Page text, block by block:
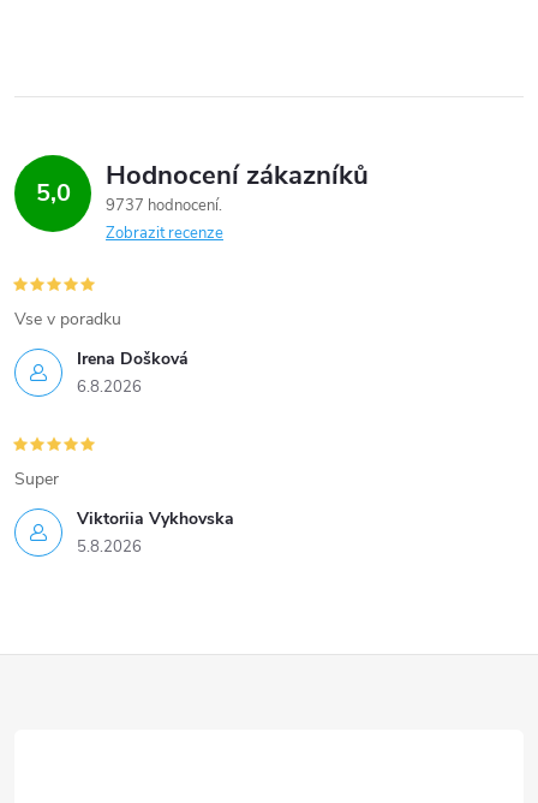
5,0 Hodnocení zákazníků
9737 hodnocení
Zobrazit recenze
Irena Došková
6.8.2026
Vse v poradku
Viktoriia Vykhovska
5.8.2026
Super